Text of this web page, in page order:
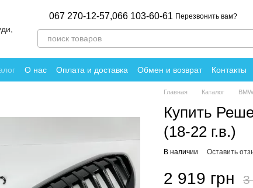
067 270-12-57,066 103-60-61 Перезвонить вам?
О нас Оплата и доставка Обмен и возврат Контакты
конфиденциальности
Отзывы о магазине
Главная Каталог BMW
Купить
(18-22 г.в.)
В наличии Оставить
2 919 грн 3